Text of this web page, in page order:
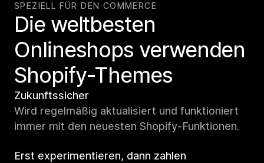
SPEZIELL FÜR DEN COMMERCE
Die weltbesten
Onlineshops verwenden
Shopify-Themes
Zukunftssicher
Wird regelmäßig aktualisiert und funktioniert
immer mit den neuesten Shopify-Funktionen.
Erst experimentieren, dann zahlen